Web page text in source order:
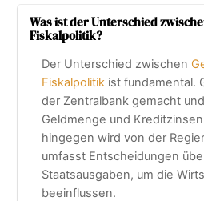
Was ist der Unterschied
Fiskalpolitik?
Der Unterschied zwischen
Fiskalpolitikist fundamental.
der Zentralbank gemacht
Geldmenge und
hingegen wird von der
umfasst Entscheidungen
Staatsausgaben, um die
beeinflussen.